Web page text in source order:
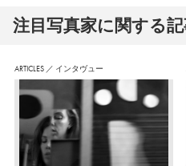
注⽬写真家に関する
ARTICLES ／ インタヴュー